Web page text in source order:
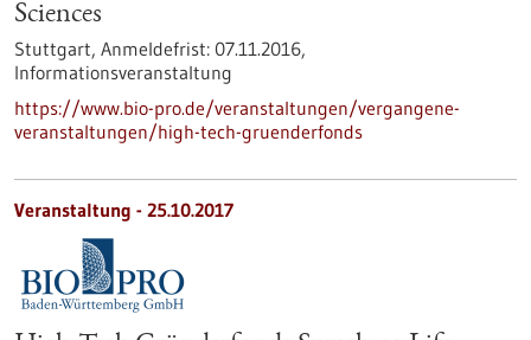
Sciences
Stuttgart, Anmeldefrist: 07.11.2016,
Informationsveranstaltung
https://www.bio-pro.de/veranstaltungen/vergangene-
veranstaltungen/high-tech-gruenderfonds
Veranstaltung - 25.10.2017